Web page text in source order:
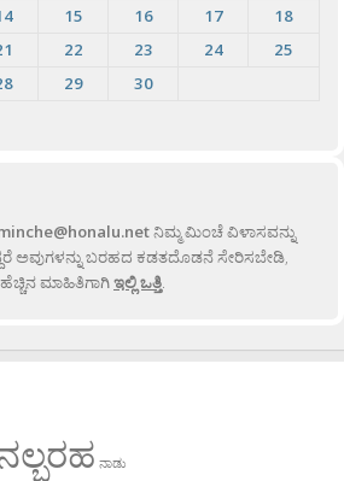
15 16 17
18
22 23 24
25
29
30
ನಿಮ್ಮ ಮಿಂಚೆ ವಿಳಾಸವನ್ನು
ಅವುಗಳನ್ನು ಬರಹದ ಕಡತದೊಡನೆ ಸೇರಿಸಬೇಡಿ,
ಮಾಹಿತಿಗಾಗಿಇಲ್ಲಿ ಒತ್ತಿ.
ನಾಡು